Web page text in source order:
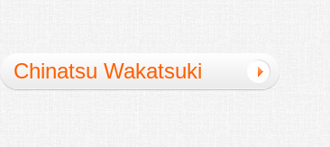
Chinatsu Wakatsuki